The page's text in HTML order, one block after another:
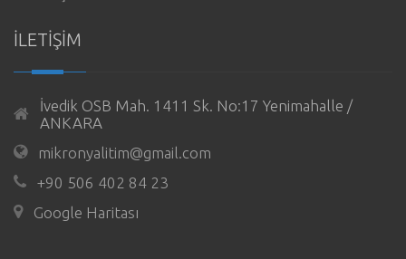
İLETİŞİM
İvedik OSB Mah. 1411 Sk. No:17 Yenimahalle /
ANKARA
mikronyalitim@gmail.com
+90 506 402 84 23
Google Haritası